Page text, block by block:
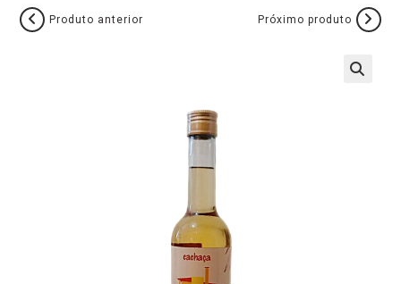
Produto anterior Próximo produto